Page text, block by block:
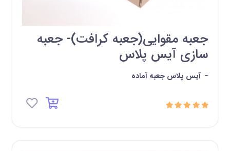
جعبه مقوایی(جعبه کرافت)- جعبه
سازی آیس پلاس
- آیس پلاس جعبه آماده